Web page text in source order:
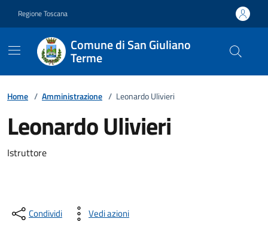
Regione Toscana
Comune di San Giuliano
Terme
Home / Amministrazione / Leonardo Ulivieri
Leonardo Ulivieri
Descrizione breve
Istruttore
Condividi Vedi azioni